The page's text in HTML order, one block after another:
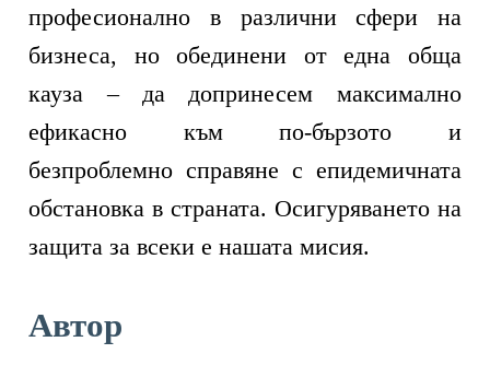
професионално в различни сфери на
бизнеса, но обединени от една обща
кауза – да допринесем максимално
ефикасно към по-бързото и
безпроблемно справяне с епидемичната
обстановка в страната. Осигуряването на
защита за всеки е нашата мисия.
Автор